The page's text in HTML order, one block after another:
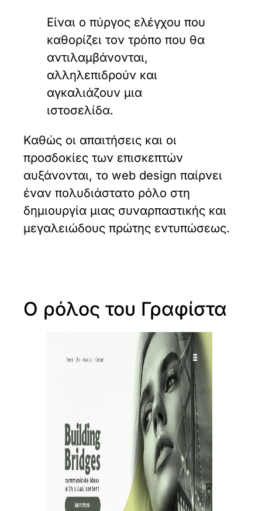
Είναι ο πύργος ελέγχου που
καθορίζει τον τρόπο που θα
αντιλαμβάνονται,
αλληλεπιδρούν και
αγκαλιάζουν μια
ιστοσελίδα.
Καθώς οι απαιτήσεις και οι
προσδοκίες των επισκεπτών
αυξάνονται, το web design παίρνει
έναν πολυδιάστατο ρόλο στη
δημιουργία μιας συναρπαστικής και
μεγαλειώδους πρώτης εντυπώσεως.
Ο ρόλος του Γραφίστα